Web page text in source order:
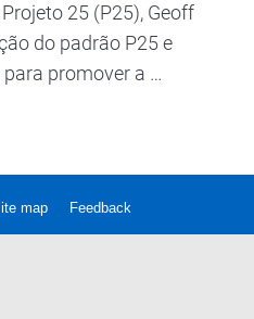
25 (P25), Geoff
do padrão P25 e
promover a
experiência do
map Feedback